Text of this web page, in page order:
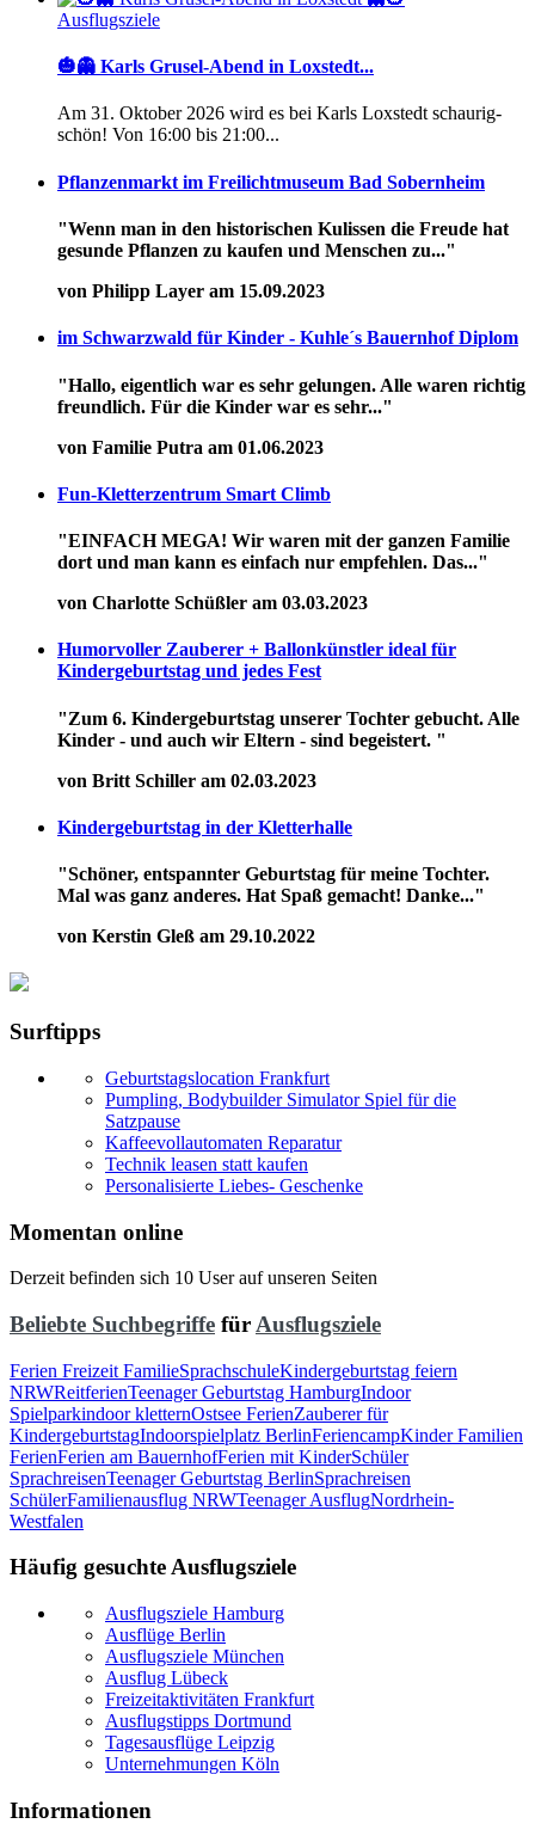
Ausflugsziele
🎃👻 Karls Grusel-Abend in Loxstedt...
Am 31. Oktober 2026 wird es bei Karls Loxstedt schaurig-
schön! Von 16:00 bis 21:00...
Pflanzenmarkt im Freilichtmuseum Bad Sobernheim
"Wenn man in den historischen Kulissen die Freude hat
gesunde Pflanzen zu kaufen und Menschen zu..."
von Philipp Layer am 15.09.2023
im Schwarzwald für Kinder - Kuhle´s Bauernhof Diplom
"Hallo, eigentlich war es sehr gelungen. Alle waren richtig
freundlich. Für die Kinder war es sehr..."
von Familie Putra am 01.06.2023
Fun-Kletterzentrum Smart Climb
"EINFACH MEGA! Wir waren mit der ganzen Familie
dort und man kann es einfach nur empfehlen. Das..."
von Charlotte Schüßler am 03.03.2023
Humorvoller Zauberer + Ballonkünstler ideal für
Kindergeburtstag und jedes Fest
"Zum 6. Kindergeburtstag unserer Tochter gebucht. Alle
Kinder - und auch wir Eltern - sind begeistert. "
von Britt Schiller am 02.03.2023
Kindergeburtstag in der Kletterhalle
"Schöner, entspannter Geburtstag für meine Tochter.
Mal was ganz anderes. Hat Spaß gemacht! Danke..."
von Kerstin Gleß am 29.10.2022
Surftipps
Geburtstagslocation Frankfurt
Pumpling, Bodybuilder Simulator Spiel für die
Satzpause
Kaffeevollautomaten Reparatur
Technik leasen statt kaufen
Personalisierte Liebes- Geschenke
Momentan online
Derzeit befinden sich 10 User auf unseren Seiten
Beliebte Suchbegriffe für Ausflugsziele
Ferien Freizeit FamilieSprachschuleKindergeburtstag feiern
NRWReitferienTeenager Geburtstag HamburgIndoor
Spielparkindoor kletternOstsee FerienZauberer für
KindergeburtstagIndoorspielplatz BerlinFeriencampKinder Familien
FerienFerien am BauernhofFerien mit KinderSchüler
SprachreisenTeenager Geburtstag BerlinSprachreisen
SchülerFamilienausflug NRWTeenager AusflugNordrhein-
Westfalen
Häufig gesuchte Ausflugsziele
Ausflugsziele Hamburg
Ausflüge Berlin
Ausflugsziele München
Ausflug Lübeck
Freizeitaktivitäten Frankfurt
Ausflugstipps Dortmund
Tagesausflüge Leipzig
Unternehmungen Köln
Informationen